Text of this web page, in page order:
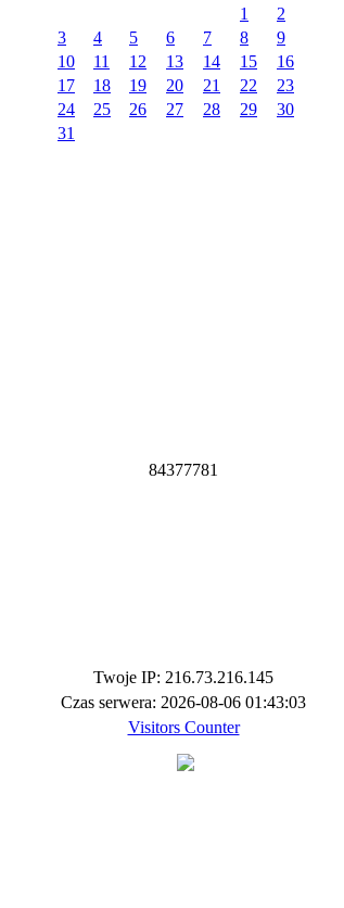
1
2
3
4 5 6 7 8
9
10
11 12 13 14 15
16
17
18 19 20 21 22
23
24
25 26 27 28 29
30
31
84377781
Twoje IP: 216.73.216.145
Czas serwera: 2026-08-06 01:43:03
Visitors Counter